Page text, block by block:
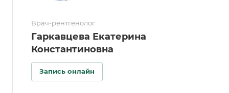
Врач-рентгенолог
Гаркавцева Екатерина
Константиновна
Запись онлайн